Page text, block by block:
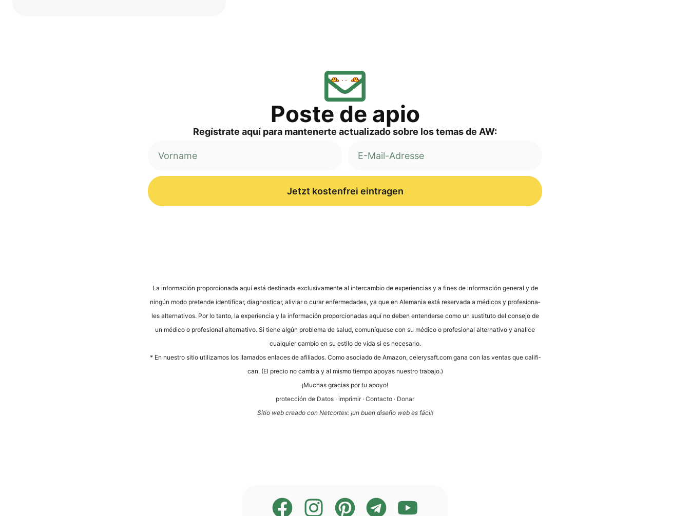
Pos­te de apio
Regí­s­tra­te aquí para man­ten­er­te actua­liz­ado sob­re los temas de AW:
Jetzt kostenfrei eintragen
La infor­mación pro­por­cio­na­da aquí está desti­na­da exclu­si­v­a­men­te al inter­cam­bio de expe­ri­en­ci­as y a fines de infor­mación gene­ral y de
nin­gún modo pre­ten­de iden­ti­fi­car, dia­gno­sti­car, ali­vi­ar o curar enfer­me­da­des, ya que en Ale­ma­nia está reser­va­da a méd­icos y pro­fe­sio­na­
les alter­na­tivos. Por lo tan­to, la expe­ri­en­cia y la infor­mación pro­por­cio­na­das aquí no deben enten­der­se como un susti­tu­to del con­se­jo de
un méd­ico o pro­fe­sio­nal alter­na­tivo. Si tiene algún pro­ble­ma de salud, comuní­que­se con su méd­ico o pro­fe­sio­nal alter­na­tivo y ana­li­ce
cual­quier cam­bio en su esti­lo de vida si es necesario.
* En nues­tro sitio uti­liz­a­mos los llama­dos enlaces de afi­lia­dos. Como aso­cia­do de Ama­zon, cele​ry​saft​.com gana con las ven­tas que cali­fi­
can. (El pre­cio no cam­bia y al mis­mo tiem­po apoyas nues­tro trabajo.)
¡Much­as gra­ci­as por tu apoyo!
pro­tección de Datos · impri­mir· Cont­ac­to · Donar
Sitio web cre­a­do con Net­cortex: ¡un buen dise­ño web es fácil!